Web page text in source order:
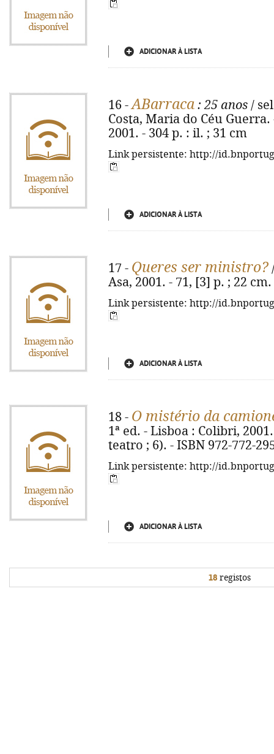
ADICIONAR À LISTA
16 -ABarraca : 25 anos /
Costa, Maria do Céu
2001. - 304 p. : il. ; 31 cm
Link persistente: http://
ADICIONAR À LISTA
17 - Queres ser ministro?
Asa, 2001. - 71, [3] p. ; 22
Link persistente: http://
ADICIONAR À LISTA
18 - O mistério da
1ª ed. - Lisboa : Colibri,
teatro ; 6). - ISBN 972-772-
Link persistente: http://
ADICIONAR À LISTA
18registos